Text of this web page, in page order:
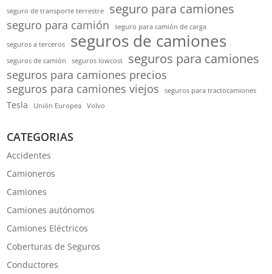
seguro de transporte terrestre
seguro para camiones
seguro para camión seguro para camión de carga
seguros a terceros seguros de camiones
seguros de camión seguros lowcost seguros para camiones
seguros para camiones precios
seguros para camiones viejos
seguros para tractocamiones
Tesla Unión Europea Volvo
CATEGORIAS
Accidentes
Camioneros
Camiones
Camiones autónomos
Camiones Eléctricos
Coberturas de Seguros
Conductores